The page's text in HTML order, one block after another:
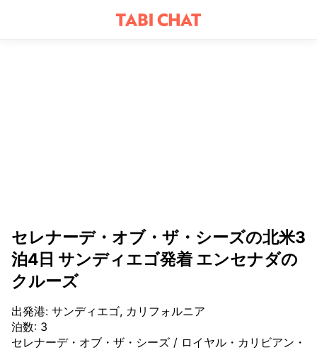
セレナーデ・オブ・ザ・シーズの北米3
泊4日 サンディエゴ発着 エンセナダの
クルーズ
出発港: サンディエゴ, カリフォルニア
泊数: 3
セレナーデ・オブ・ザ・シーズ / ロイヤル・カリビアン・